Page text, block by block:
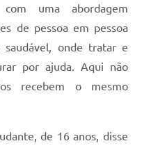
uma abordagem
de pessoa em pessoa
onde tratar e
por ajuda. Aqui não
recebem o mesmo
de 16 anos, disse